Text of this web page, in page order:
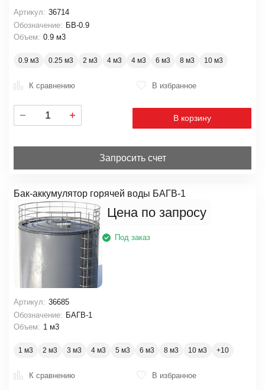
Артикул: 36714
Обозначение: БВ-0.9
Объем: 0.9 м3
0.9 м3 0.25 м3 2 м3 4 м3 4 м3 6 м3 8 м3 10 м3
К сравнению В избранное
В корзину
Запросить счет
Бак-аккумулятор горячей воды БАГВ-1
Цена по запросу
Под заказ
Артикул: 36685
Обозначение: БАГВ-1
Объем: 1 м3
1 м3 2 м3 3 м3 4 м3 5 м3 6 м3 8 м3 10 м3
К сравнению В избранное